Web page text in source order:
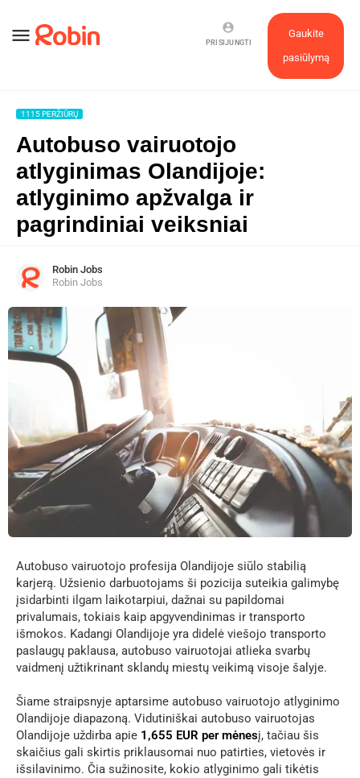
menu
Gaukite
pasiūlymą
account_circle
PRISIJUNGTI
1115 PERŽIŪRŲ
Autobuso vairuotojo
atlyginimas Olandijoje:
atlyginimo apžvalga ir
pagrindiniai veiksniai
Robin Jobs
Robin Jobs
Autobuso vairuotojo profesija Olandijoje siūlo stabilią
karjerą. Užsienio darbuotojams ši pozicija suteikia galimybę
įsidarbinti ilgam laikotarpiui, dažnai su papildomai
privalumais, tokiais kaip apgyvendinimas ir transporto
išmokos. Kadangi Olandijoje yra didelė viešojo transporto
paslaugų paklausa, autobuso vairuotojai atlieka svarbų
vaidmenį užtikrinant sklandų miestų veikimą visoje šalyje.
Šiame straipsnyje aptarsime autobuso vairuotojo atlyginimo
Olandijoje diapazoną. Vidutiniškai autobuso vairuotojas
Olandijoje uždirba apie 1,655 EUR per mėnesį, tačiau šis
skaičius gali skirtis priklausomai nuo patirties, vietovės ir
išsilavinimo. Čia sužinosite, kokio atlyginimo gali tikėtis